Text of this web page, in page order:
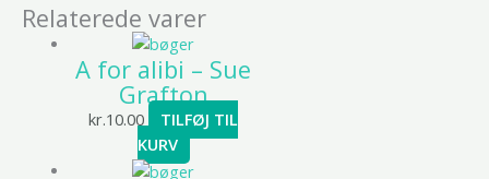
Relaterede varer
A for alibi – Sue
Grafton
kr.10.00
TILFØJ TIL
KURV